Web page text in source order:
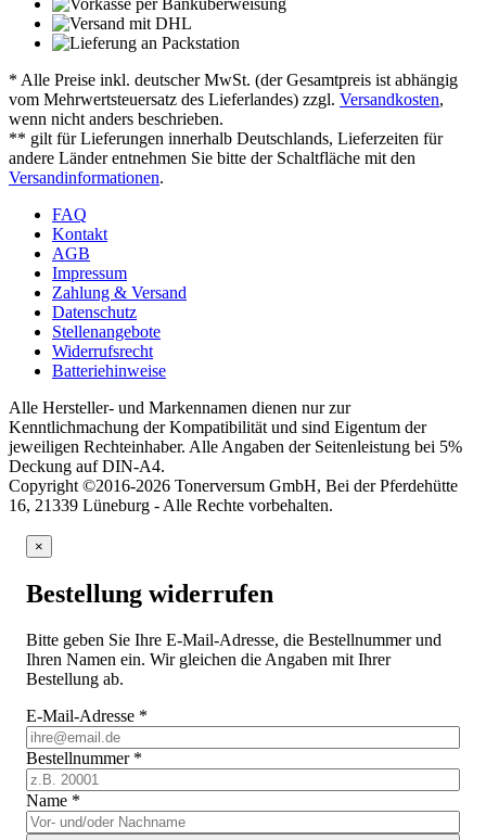
* Alle Preise inkl. deutscher MwSt. (der Gesamtpreis ist abhängig
vom Mehrwertsteuersatz des Lieferlandes) zzgl. Versandkosten,
wenn nicht anders beschrieben.
** gilt für Lieferungen innerhalb Deutschlands, Lieferzeiten für
andere Länder entnehmen Sie bitte der Schaltfläche mit den
Versandinformationen.
FAQ
Kontakt
AGB
Impressum
Zahlung & Versand
Datenschutz
Stellenangebote
Widerrufsrecht
Batteriehinweise
Alle Hersteller- und Markennamen dienen nur zur
Kenntlichmachung der Kompatibilität und sind Eigentum der
jeweiligen Rechteinhaber. Alle Angaben der Seitenleistung bei 5%
Deckung auf DIN-A4.
Copyright ©2016-2026 Tonerversum GmbH, Bei der Pferdehütte
16, 21339 Lüneburg - Alle Rechte vorbehalten.
×
Bestellung widerrufen
Bitte geben Sie Ihre E-Mail-Adresse, die Bestellnummer und
Ihren Namen ein. Wir gleichen die Angaben mit Ihrer
Bestellung ab.
E-Mail-Adresse *
Bestellnummer *
Name *